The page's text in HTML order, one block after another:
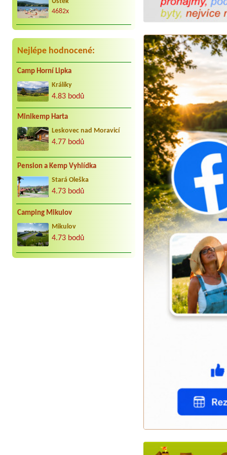
4682x
Nejlépe hodnocené:
Camp Horní Lipka
Králíky
4.83 bodů
Minikemp Harta
Leskovec nad Moravicí
4.77 bodů
Pension a Kemp Vyhlídka
Stará Oleška
4.73 bodů
Camping Mikulov
Mikulov
4.73 bodů
Aneta Melicharová